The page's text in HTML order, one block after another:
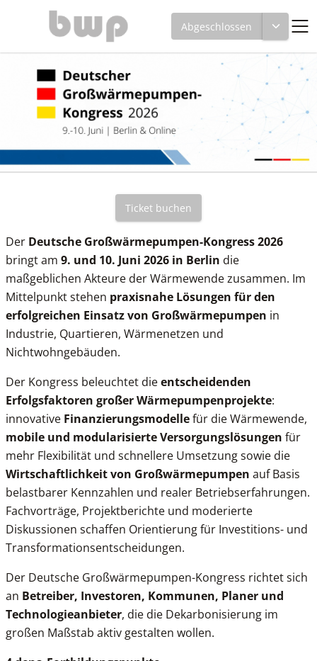
Abgeschlossen
Ticket buchen
Der Deutsche Großwärmepumpen-Kongress 2026
bringt am 9. und 10. Juni 2026 in Berlin die
maßgeblichen Akteure der Wärmewende zusammen. Im
Mittelpunkt stehen praxisnahe Lösungen für den
erfolgreichen Einsatz von Großwärmepumpen in
Industrie, Quartieren, Wärmenetzen und
Nichtwohngebäuden.
Der Kongress beleuchtet dieentscheidenden
Erfolgsfaktoren großer Wärmepumpenprojekte:
innovative Finanzierungsmodellefür die Wärmewende,
mobile und modularisierte Versorgungslösungen für
mehr Flexibilität und schnellere Umsetzung sowie die
Wirtschaftlichkeit von Großwärmepumpen auf Basis
belastbarer Kennzahlen und realer Betriebserfahrungen.
Fachvorträge, Projektberichte und moderierte
Diskussionen schaffen Orientierung für Investitions- und
Transformationsentscheidungen.
Der Deutsche Großwärmepumpen-Kongress richtet sich
an Betreiber, Investoren, Kommunen, Planer und
Technologieanbieter, die die Dekarbonisierung im
großen Maßstab aktiv gestalten wollen.